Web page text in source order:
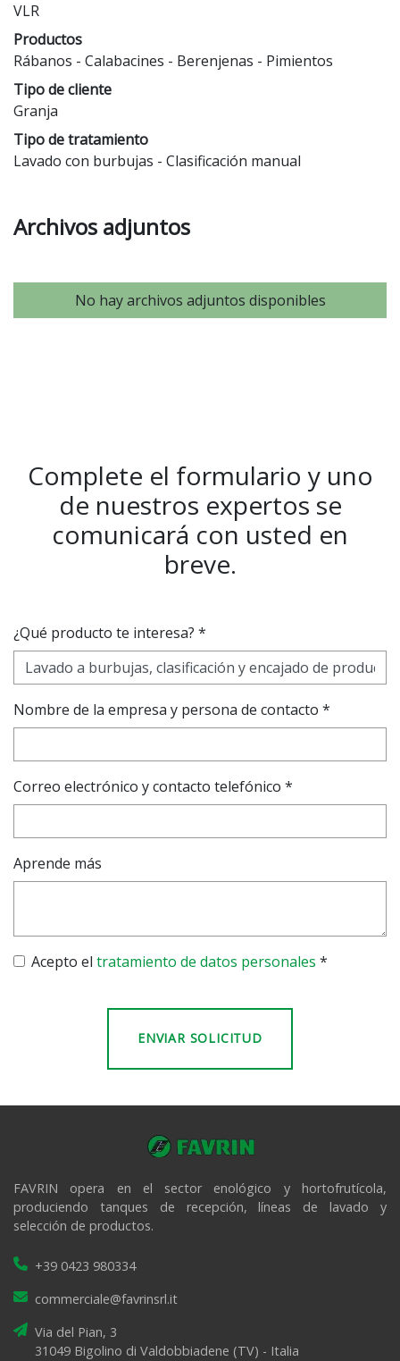
VLR
Productos
Rábanos
Calabacines Berenjenas
Pimientos
Tipo de cliente
Granja
Tipo de tratamiento
Lavado con burbujas
Clasificación manual
Archivos adjuntos
No hay archivos adjuntos disponibles
Complete el formulario y uno
de nuestros expertos se
comunicará con usted en
breve.
¿Qué producto te interesa? *
Nombre de la empresa y persona de contacto *
Correo electrónico y contacto telefónico *
Aprende más
Acepto el tratamiento de datos personales *
FAVRIN opera en el sector enológico y hortofrutícola,
produciendo tanques de recepción, líneas de lavado y
selección de productos.
+39 0423 980334
commerciale@favrinsrl.it
Via del Pian, 3
31049 Bigolino di Valdobbiadene (TV) - Italia